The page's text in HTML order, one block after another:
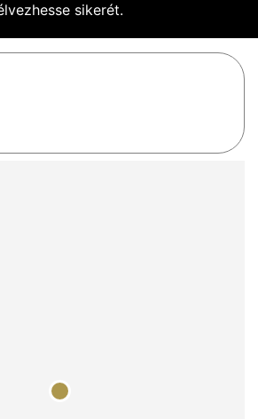
sikerét.